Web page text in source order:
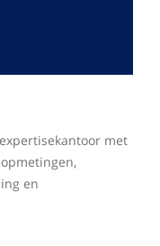
met
en